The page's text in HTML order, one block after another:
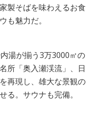
製そばを味わえるお食
も魅力だ。
湯が揃う3万3000㎡の
所「奥入瀬渓流」、日
再現し、雄大な景観の
る。サウナも完備。